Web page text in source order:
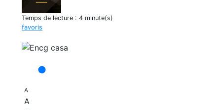
Temps de lecture : 4 minute(s)
favoris
A
A